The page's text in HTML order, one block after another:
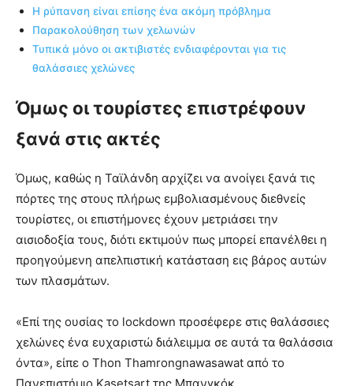
Η ρύπανση είναι επίσης ένα ακόμη πρόβλημα
Παρακολούθηση των χελωνών
Τυπικά μόνο οι ακτιβιστές ενδιαφέρονται για τις
θαλάσσιες χελώνες
Όμως οι τουρίστες επιστρέφουν
ξανά στις ακτές
Όμως, καθώς η Ταϊλάνδη αρχίζει να ανοίγει ξανά τις
πόρτες της στους πλήρως εμβολιασμένους διεθνείς
τουρίστες, οι επιστήμονες έχουν μετριάσει την
αισιοδοξία τους, διότι εκτιμούν πως μπορεί επανέλθει η
προηγούμενη απελπιστική κατάσταση εις βάρος αυτών
των πλασμάτων.
«Επί της ουσίας το lockdown προσέφερε στις θαλάσσιες
χελώνες ένα ευχαριστώ διάλειμμα σε αυτά τα θαλάσσια
όντα», είπε ο Thon Thamrongnawasawat από το